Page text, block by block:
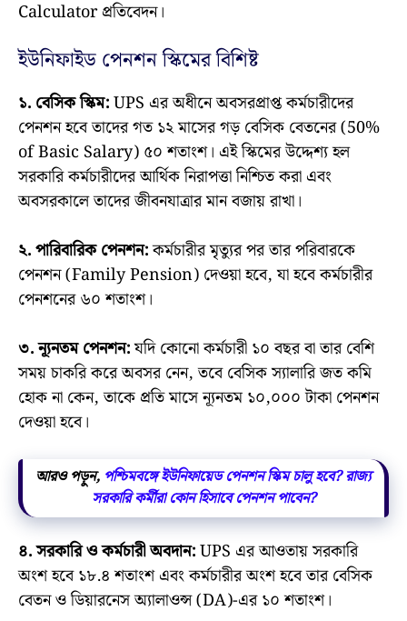
Calculator প্রতিবেদন।
ইউনিফাইড পেনশন স্কিমের বিশিষ্ট
১. বেসিক স্কিম:UPS এর অধীনে অবসরপ্রাপ্ত কর্মচারীদের
পেনশন হবে তাদের গত ১২ মাসের গড় বেসিক বেতনের (50%
of Basic Salary) ৫০ শতাংশ। এই স্কিমের উদ্দেশ্য হল
সরকারি কর্মচারীদের আর্থিক নিরাপত্তা নিশ্চিত করা এবং
অবসরকালে তাদের জীবনযাত্রার মান বজায় রাখা।
২. পারিবারিক পেনশন:কর্মচারীর মৃত্যুর পর তার পরিবারকে
পেনশন (Family Pension) দেওয়া হবে, যা হবে কর্মচারীর
পেনশনের ৬০ শতাংশ।
৩. ন্যূনতম পেনশন:যদি কোনো কর্মচারী ১০ বছর বা তার বেশি
সময় চাকরি করে অবসর নেন, তবে বেসিক স্যালারি জত কমি
হোক না কেন, তাকে প্রতি মাসে ন্যূনতম ১০,০০০ টাকা পেনশন
দেওয়া হবে।
আরও পড়ুন, পশ্চিমবঙ্গে ইউনিফায়েড পেনশন স্কিম চালু হবে? রাজ্য
সরকারি কর্মীরা কোন হিসাবে পেনশন পাবেন?
৪. সরকারি ও কর্মচারী অবদান:UPS এর আওতায় সরকারি
অংশ হবে ১৮.৪ শতাংশ এবং কর্মচারীর অংশ হবে তার বেসিক
বেতন ও ডিয়ারনেস অ্যালাওন্স (DA)-এর ১০ শতাংশ।